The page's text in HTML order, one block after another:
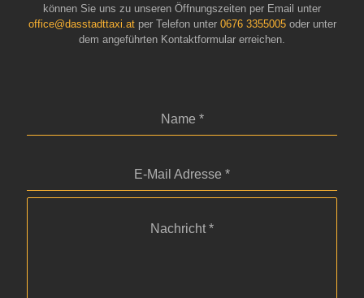
können Sie uns zu unseren Öffnungszeiten per Email unter
office@dasstadttaxi.atper Telefon unter 0676 3355005oder unter
dem angeführten Kontaktformular erreichen.
Name *
E-Mail Adresse *
Nachricht*